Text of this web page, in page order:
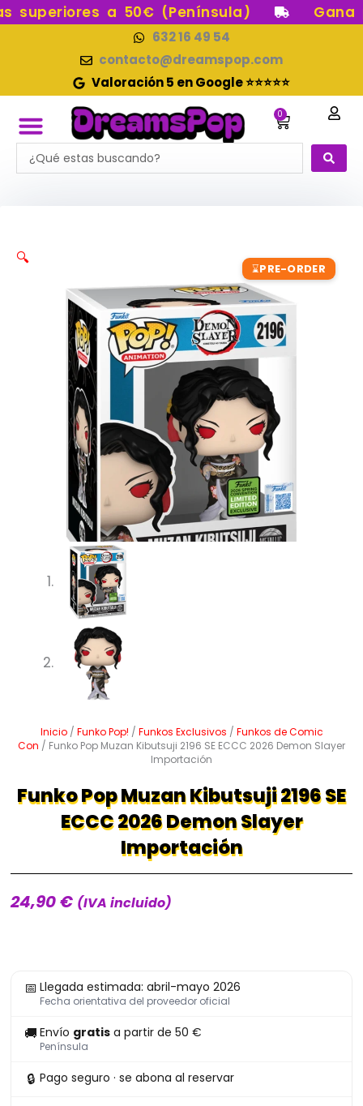
Ir
a 50€ (Península) Gana
632 16 49 54
contacto@dreamspop.com
Valoración 5 en Google ⭐⭐⭐⭐⭐
0
Carrito
Search
...
⌛PRE-ORDER
🔍
Inicio/ Funko Pop! / Funkos Exclusivos / Funkos de Comic
Con / Funko Pop Muzan Kibutsuji 2196 SE ECCC 2026 Demon Slayer
Importación
Funko Pop Muzan Kibutsuji 2196 SE
ECCC 2026 Demon Slayer
Importación
24,90€ (IVA incluido)
📅 Llegada estimada: abril-mayo 2026
Fecha orientativa del proveedor oficial
🚚 Envío gratis a partir de 50 €
Península
🔒 Pago seguro · se abona al reservar
Pop
Kibutsuji
SE